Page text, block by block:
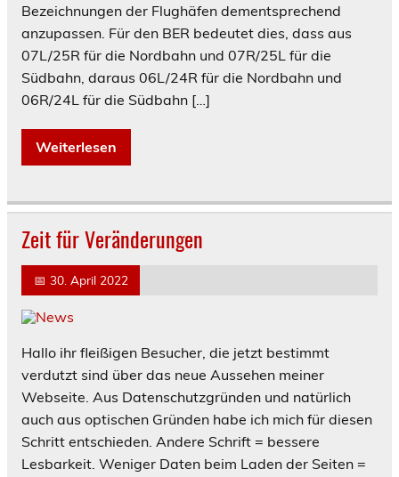
Bezeichnungen der Flughäfen dementsprechend
anzupassen. Für den BER bedeutet dies, dass aus
07L/25R für die Nordbahn und 07R/25L für die
Südbahn, daraus 06L/24R für die Nordbahn und
06R/24L für die Südbahn […]
Weiterlesen
Zeit für Veränderungen
📅 30. April 2022
Hallo ihr fleißigen Besucher, die jetzt bestimmt
verdutzt sind über das neue Aussehen meiner
Webseite. Aus Datenschutzgründen und natürlich
auch aus optischen Gründen habe ich mich für diesen
Schritt entschieden. Andere Schrift = bessere
Lesbarkeit. Weniger Daten beim Laden der Seiten =